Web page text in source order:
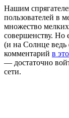
Нашим
пользователей в
множество
совершенству. Но
(и на Солнце ведь
комментарий в
— достаточно
сети.